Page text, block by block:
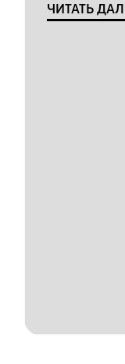
ЧИТАТЬ